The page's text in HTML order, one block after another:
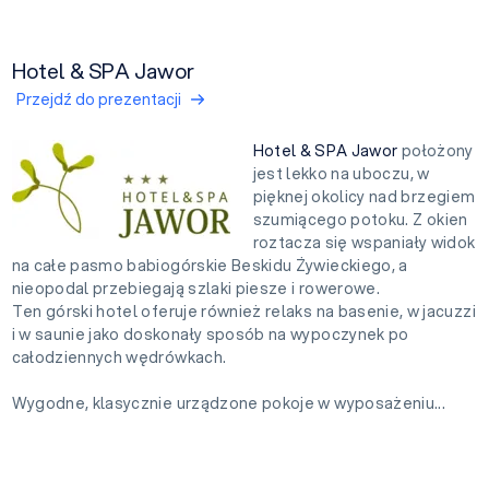
Hotel & SPA Jawor
Przejdź do prezentacji
Hotel & SPA Jawor położony
jest lekko na uboczu, w
pięknej okolicy nad brzegiem
szumiącego potoku. Z okien
roztacza się wspaniały widok
na całe pasmo babiogórskie Beskidu Żywieckiego, a
nieopodal przebiegają szlaki piesze i rowerowe.
Ten górski hotel oferuje również relaks na basenie, w jacuzzi
i w saunie jako doskonały sposób na wypoczynek po
całodziennych wędrówkach.
Wygodne, klasycznie urządzone pokoje w wyposażeniu...